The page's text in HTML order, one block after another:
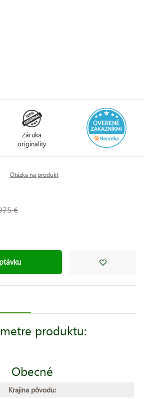
Záruka
originality
Otázka na produkt
€
produktu:
Obecné
Krajina pôvodu: